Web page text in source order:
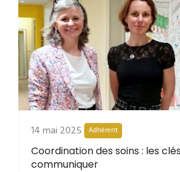
14 mai 2025 Adhérent
Coordination des soins : les
communiquer